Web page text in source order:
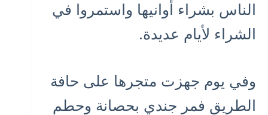
الناس بشراء أوانيها واستمروا في
الشراء لأيام عديدة.
وفي يوم جهزت متجرها على حافة
الطريق فمر جندي بحصانة وحطم